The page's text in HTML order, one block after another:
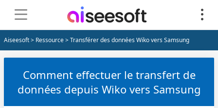
Aiseesoft> Ressource> Transférer des données Wiko vers Samsung
Comment effectuer le transfert de
données depuis Wiko vers Samsung